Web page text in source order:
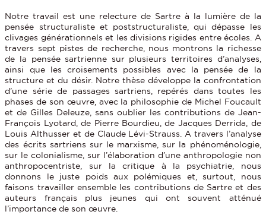
Notre travail est une relecture de Sartre à la lumière de la
pensée structuraliste et poststructuraliste, qui dépasse les
clivages générationnels et les divisions rigides entre écoles. A
travers sept pistes de recherche, nous montrons la richesse
de la pensée sartrienne sur plusieurs territoires d’analyses,
ainsi que les croisements possibles avec la pensée de la
structure et du désir. Notre thèse développe la confrontation
d’une série de passages sartriens, repérés dans toutes les
phases de son œuvre, avec la philosophie de Michel Foucault
et de Gilles Deleuze, sans oublier les contributions de Jean-
François Lyotard, de Pierre Bourdieu, de Jacques Derrida, de
Louis Althusser et de Claude Lévi-Strauss. A travers l’analyse
des écrits sartriens sur le marxisme, sur la phénoménologie,
sur le colonialisme, sur l’élaboration d’une anthropologie non
anthropocentriste, sur la critique à la psychiatrie, nous
donnons le juste poids aux polémiques et, surtout, nous
faisons travailler ensemble les contributions de Sartre et des
auteurs français plus jeunes qui ont souvent atténué
l’importance de son œuvre.